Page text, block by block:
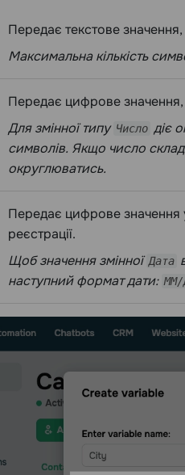
Передає текстове
Максимальна кількість
Передає цифрове
Для змінної типу Число діє
символів. Якщо число
округлюватись.
Передає цифрове значення
реєстрації.
Щоб значення змінної Дата
наступний формат дати: ММ/